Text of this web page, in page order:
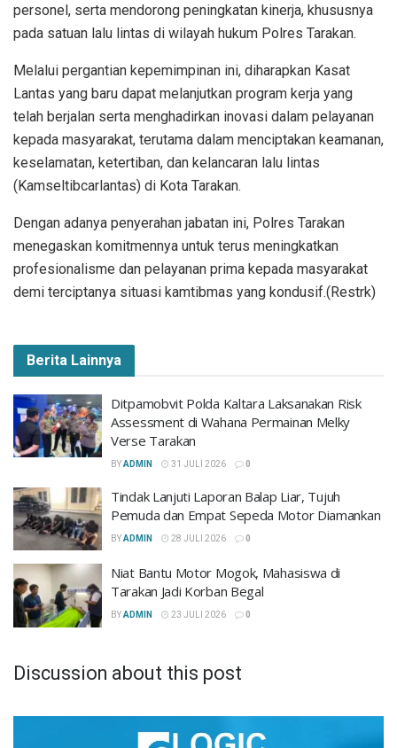
personel, serta mendorong peningkatan kinerja, khususnya
pada satuan lalu lintas di wilayah hukum Polres Tarakan.
Melalui pergantian kepemimpinan ini, diharapkan Kasat
Lantas yang baru dapat melanjutkan program kerja yang
telah berjalan serta menghadirkan inovasi dalam pelayanan
kepada masyarakat, terutama dalam menciptakan keamanan,
keselamatan, ketertiban, dan kelancaran lalu lintas
(Kamseltibcarlantas) di Kota Tarakan.
Dengan adanya penyerahan jabatan ini, Polres Tarakan
menegaskan komitmennya untuk terus meningkatkan
profesionalisme dan pelayanan prima kepada masyarakat
demi terciptanya situasi kamtibmas yang kondusif.(Restrk)
Berita Lainnya
Ditpamobvit Polda Kaltara Laksanakan Risk
Assessment di Wahana Permainan Melky
Verse Tarakan
BYADMIN 31 JULI 2026 0
Tindak Lanjuti Laporan Balap Liar, Tujuh
Pemuda dan Empat Sepeda Motor Diamankan
BYADMIN 28 JULI 2026 0
Niat Bantu Motor Mogok, Mahasiswa di
Tarakan Jadi Korban Begal
BYADMIN 23 JULI 2026 0
Discussion about this post